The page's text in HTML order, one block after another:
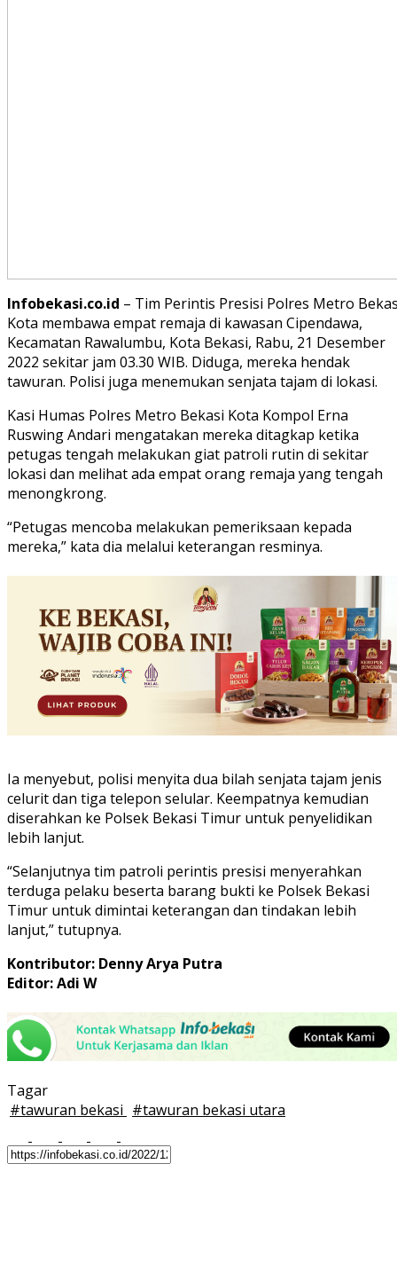
Infobekasi.co.id – Tim Perintis Presisi Polres Metro
Kota membawa empat remaja di kawasan Cipendawa,
Kecamatan Rawalumbu, Kota Bekasi, Rabu, 21 Desember
2022 sekitar jam 03.30 WIB. Diduga, mereka hendak
tawuran. Polisi juga menemukan senjata tajam di lokasi.
Kasi Humas Polres Metro Bekasi Kota Kompol Erna
Ruswing Andari mengatakan mereka ditagkap ketika
petugas tengah melakukan giat patroli rutin di sekitar
lokasi dan melihat ada empat orang remaja yang tengah
menongkrong.
“Petugas mencoba melakukan pemeriksaan kepada
mereka,” kata dia melalui keterangan resminya.
Ia menyebut, polisi menyita dua bilah senjata tajam jenis
celurit dan tiga telepon selular. Keempatnya kemudian
diserahkan ke Polsek Bekasi Timur untuk penyelidikan
lebih lanjut.
“Selanjutnya tim patroli perintis presisi menyerahkan
terduga pelaku beserta barang bukti ke Polsek Bekasi
Timur untuk dimintai keterangan dan tindakan lebih
lanjut,” tutupnya.
Kontributor: Denny Arya Putra
Editor: Adi W
Tagar
#tawuran bekasi #tawuran bekasi utara